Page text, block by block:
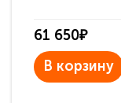
61 650₽
В корзину